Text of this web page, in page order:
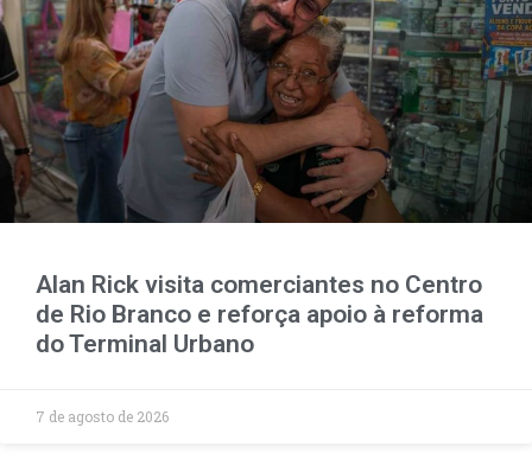
Alan Rick visita comerciantes no Centro
de Rio Branco e reforça apoio à reforma
do Terminal Urbano
7 de agosto de 2026